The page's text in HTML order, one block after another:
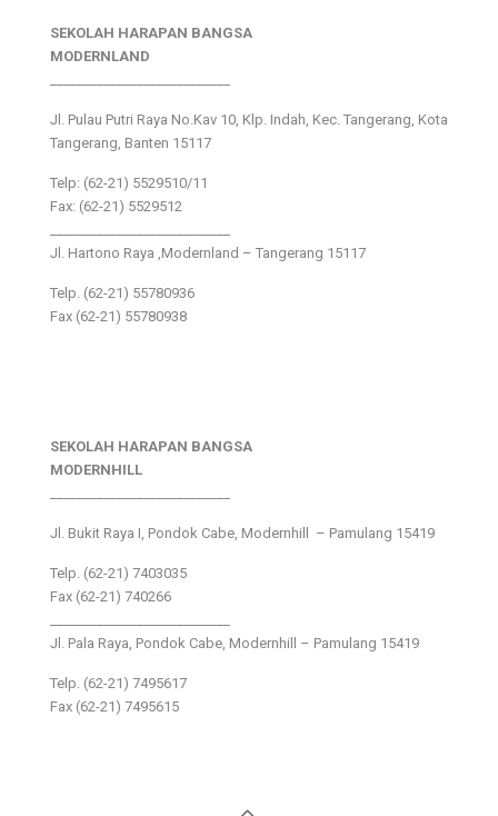
SEKOLAH HARAPAN BANGSA
MODERNLAND
Jl. Pulau Putri Raya No.Kav 10, Klp. Indah, Kec. Tangerang, Kota
Tangerang, Banten 15117
Telp: (62-21) 5529510/11
Fax: (62-21) 5529512
Jl. Hartono Raya ,Modernland – Tangerang 15117
Telp. (62-21) 55780936
Fax (62-21) 55780938
SEKOLAH HARAPAN BANGSA
MODERNHILL
Jl. Bukit Raya I, Pondok Cabe, Modernhill – Pamulang 15419
Telp. (62-21) 7403035
Fax (62-21) 740266
Jl. Pala Raya, Pondok Cabe, Modernhill – Pamulang 15419
Telp. (62-21) 7495617
Fax (62-21) 7495615